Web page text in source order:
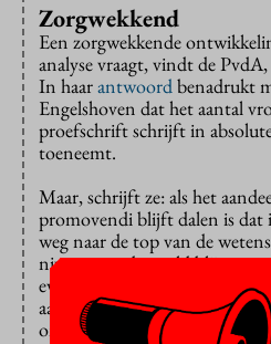
Zorgwekkend
Een zorgwekkende
analyse vraagt, vindt de
In haarantwoordbenadrukt
Engelshoven dat het aantal
proefschrift schrijft in
toeneemt.
Maar, schrijft ze: als het
promovendi blijft dalen is dat
weg naar de top van de
niveaus goed gevuld blijven,
evenredige verdeling van
aan de hand van de cijfers
onderzoek nodig is.